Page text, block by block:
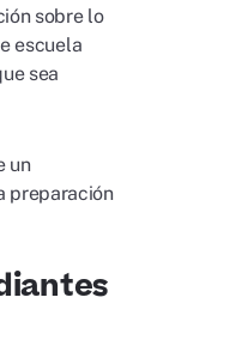
sobre lo
escuela
sea
un
preparación